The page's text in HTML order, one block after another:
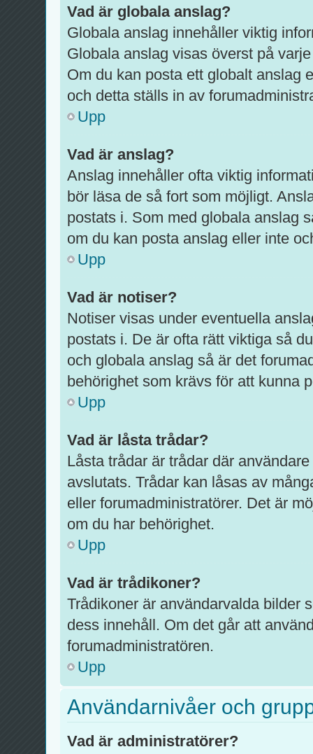
Vad är globala anslag?
Globala anslag innehåller viktig
Globala anslag visas överst på
Om du kan posta ett globalt anslag
och detta ställs in av
Upp
Vad är anslag?
Anslag innehåller ofta viktig
bör läsa de så fort som möjligt.
postats i. Som med globala anslag
om du kan posta anslag eller inte
Upp
Vad är notiser?
Notiser visas under eventuella
postats i. De är ofta rätt viktiga så
och globala anslag så är det
behörighet som krävs för att kunna
Upp
Vad är låsta trådar?
Låsta trådar är trådar där
avslutats. Trådar kan låsas av
eller forumadministratörer. Det är
om du har behörighet.
Upp
Vad är trådikoner?
Trådikoner är användarvalda bilder
dess innehåll. Om det går att
forumadministratören.
Upp
Användarnivåer och
Vad är administratörer?